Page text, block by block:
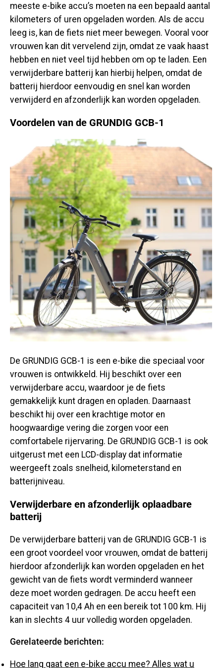
meeste e-bike accu’s moeten na een bepaald aantal
kilometers of uren opgeladen worden. Als de accu
leeg is, kan de fiets niet meer bewegen. Vooral voor
vrouwen kan dit vervelend zijn, omdat ze vaak haast
hebben en niet veel tijd hebben om op te laden. Een
verwijderbare batterij kan hierbij helpen, omdat de
batterij hierdoor eenvoudig en snel kan worden
verwijderd en afzonderlijk kan worden opgeladen.
Voordelen van de GRUNDIG GCB-1
De GRUNDIG GCB-1 is een e-bike die speciaal voor
vrouwen is ontwikkeld. Hij beschikt over een
verwijderbare accu, waardoor je de fiets
gemakkelijk kunt dragen en opladen. Daarnaast
beschikt hij over een krachtige motor en
hoogwaardige vering die zorgen voor een
comfortabele rijervaring. De GRUNDIG GCB-1 is ook
uitgerust met een LCD-display dat informatie
weergeeft zoals snelheid, kilometerstand en
batterijniveau.
Verwijderbare en afzonderlijk oplaadbare
batterij
De verwijderbare batterij van de GRUNDIG GCB-1 is
een groot voordeel voor vrouwen, omdat de batterij
hierdoor afzonderlijk kan worden opgeladen en het
gewicht van de fiets wordt verminderd wanneer
deze moet worden gedragen. De accu heeft een
capaciteit van 10,4 Ah en een bereik tot 100 km. Hij
kan in slechts 4 uur volledig worden opgeladen.
Gerelateerde berichten:
Hoe lang gaat een e-bike accu mee? Alles wat u